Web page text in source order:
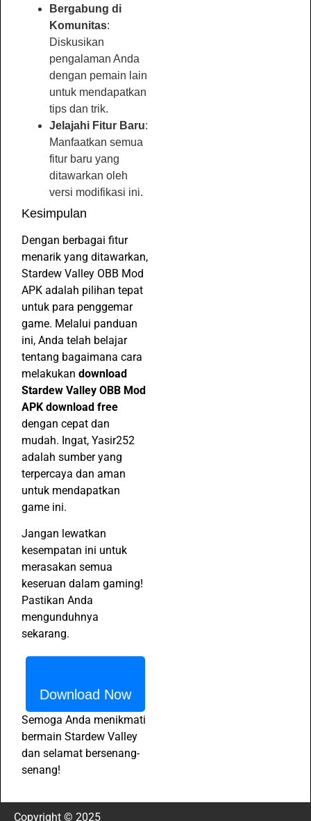
Bergabung di
Komunitas:
Diskusikan
pengalaman Anda
dengan pemain lain
untuk mendapatkan
tips dan trik.
Jelajahi Fitur Baru:
Manfaatkan semua
fitur baru yang
ditawarkan oleh
versi modifikasi ini.
Kesimpulan
Dengan berbagai fitur
menarik yang ditawarkan,
Stardew Valley OBB Mod
APK adalah pilihan tepat
untuk para penggemar
game. Melalui panduan
ini, Anda telah belajar
tentang bagaimana cara
melakukan download
Stardew Valley OBB Mod
APK download free
dengan cepat dan
mudah. Ingat, Yasir252
adalah sumber yang
terpercaya dan aman
untuk mendapatkan
game ini.
Jangan lewatkan
kesempatan ini untuk
merasakan semua
keseruan dalam gaming!
Pastikan Anda
mengunduhnya
sekarang.
Download Now
Semoga Anda menikmati
bermain Stardew Valley
dan selamat bersenang-
senang!
Copyright © 2025